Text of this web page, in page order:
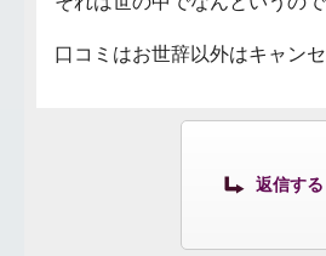
口コミはお世辞以外はキャン
返信する